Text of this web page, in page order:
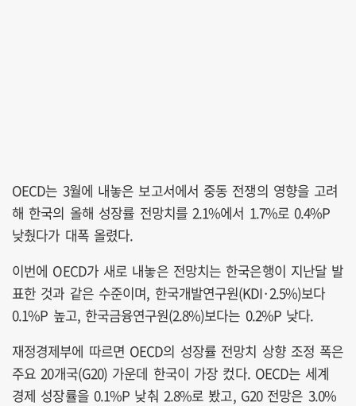
OECD는 3월에 내놓은 보고서에서 중동 전쟁의 영향을 고려
해 한국의 올해 성장률 전망치를 2.1%에서 1.7%로 0.4%P
낮췄다가 대폭 올렸다.
이번에 OECD가 새로 내놓은 전망치는 한국은행이 지난달 발
표한 것과 같은 수준이며, 한국개발연구원(KDI·2.5%)보다
0.1%P 높고, 한국금융연구원(2.8%)보다는 0.2%P 낮다.
재정경제부에 따르면 OECD의 성장률 전망치 상향 조정 폭은
주요 20개국(G20) 가운데 한국이 가장 컸다. OECD는 세계
경제 성장률을 0.1%P 낮춰 2.8%로 봤고, G20 전망은 3.0%